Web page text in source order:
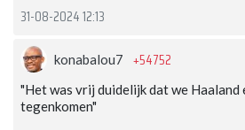
31-08-2024 12:13
konabalou7 +54752
"Het was vrij duidelijk dat we Haaland
tegenkomen"